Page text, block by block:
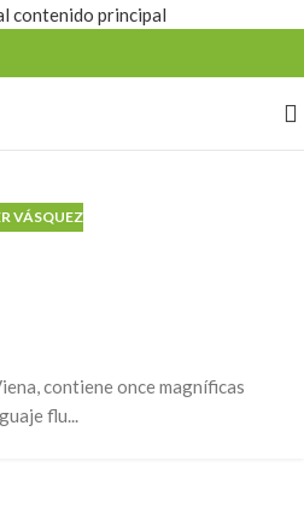
contenido principal
VÁSQUEZ
contiene once magníficas
flu...